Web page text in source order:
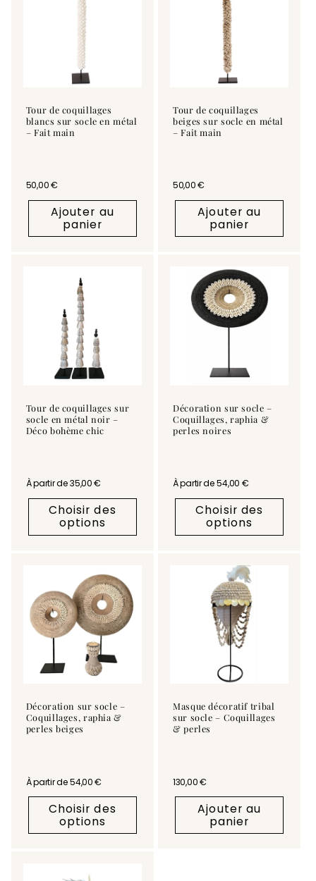
Tour de coquillages
blancs sur socle en métal
– Fait main
Prix habituel
50,00 €
Ajouter au
panier
Tour de coquillages
beiges sur socle en métal
– Fait main
Prix habituel
50,00 €
Ajouter au
panier
Tour de coquillages sur
socle en métal noir –
Déco bohème chic
Prix habituel
À partir de 35,00 €
Choisir des
options
Décoration sur socle –
Coquillages, raphia &
perles noires
Prix habituel
À partir de 54,00 €
Choisir des
options
Décoration sur socle –
Coquillages, raphia &
perles beiges
Prix habituel
À partir de 54,00 €
Choisir des
options
Masque décoratif tribal
sur socle – Coquillages
& perles
Prix habituel
130,00 €
Ajouter au
panier